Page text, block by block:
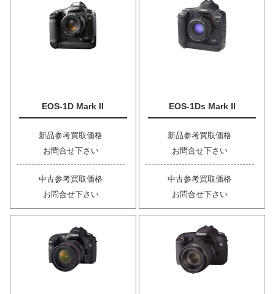
EOS-1D Mark II
新品参考買取価格
お問合せ下さい
中古参考買取価格
お問合せ下さい
EOS-1Ds Mark II
新品参考買取価格
お問合せ下さい
中古参考買取価格
お問合せ下さい